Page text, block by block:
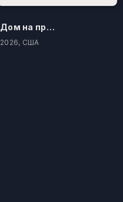
Дом на проклятом холме
2026, США